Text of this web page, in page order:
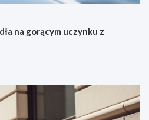
na gorącym uczynku z